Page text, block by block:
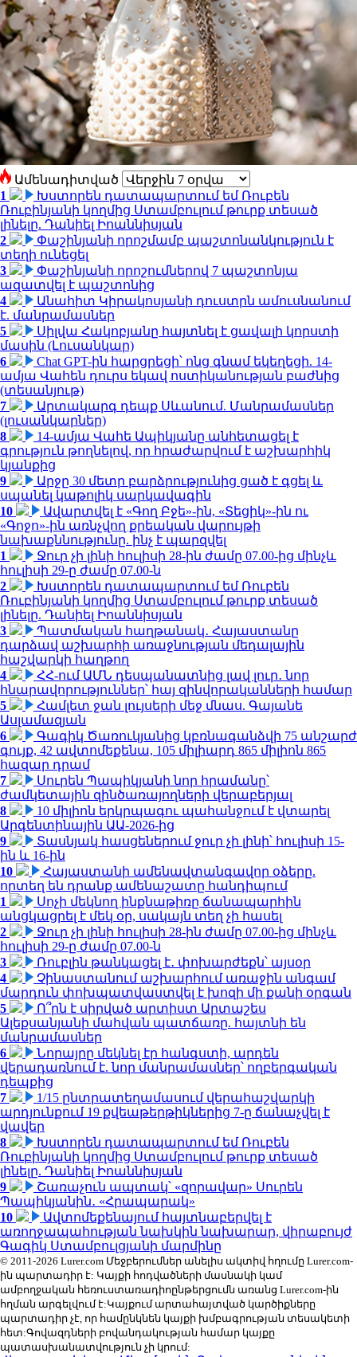
Ամենադիտված
1
Խստորեն դատապարտում եմ Ռուբեն
Ռուբինյանի կողմից Ստամբուլում թուրք տեսած
լինելը. Դանիել Իոաննիսյան
2
Փաշինյանի որոշմամբ պաշտոնանկություն է
տեղի ունեցել
3
Փաշինյանի որոշումներով 7 պաշտոնյա
ազատվել է պաշտոնից
4
Անահիտ Կիրակոսյանի դուստրն ամուսնանում
է. մանրամասներ
5
Սիլվա Հակոբյանը հայտնել է ցավալի կորստի
մասին (Լուսանկար)
6
Chat GPT-ին հարցրեցի՝ ոնց գնամ եկեղեցի. 14-
ամյա Վահեն դուրս եկավ ոստիկանության բաժնից
(տեսանյութ)
7
Արտակարգ դեպք Սևանում. Մանրամասներ
(լուսանկարներ)
8
14-ամյա Վահե Ապիկյանը անհետացել է
գրություն թողնելով, որ հրաժարվում է աշխարհիկ
կյանքից
9
Արջը 30 մետր բարձրությունից ցած է գցել և
սպանել կաթոլիկ սարկավագին
10
Ավարտվել է «Գող Բջե»-ին, «Տեցիկ»-ին ու
«Գոջո»-ին առնչվող քրեական վարույթի
նախաքննությունը. ինչ է պարզվել
1
Ջուր չի լինի հուլիսի 28-ին ժամը 07.00-ից մինչև
հուլիսի 29-ը ժամը 07.00-ն
2
Խստորեն դատապարտում եմ Ռուբեն
Ռուբինյանի կողմից Ստամբուլում թուրք տեսած
լինելը. Դանիել Իոաննիսյան
3
Պատմական հաղթանակ․ Հայաստանը
դարձավ աշխարհի առաջնության մեդալային
հաշվարկի հաղթող
4
ՀՀ-ում ԱՄՆ դեսպանատնից լավ լուր․ նոր
հնարավորություններ՝ հայ զինվորականների համար
5
Համլետ ջան լույսերի մեջ մնաս. Գայանե
Ասլամազյան
6
Գագիկ Ծառուկյանից կբռնագանձվի 75 անշարժ
գույք, 42 ավտոմեքենա, 105 միլիարդ 865 միլիոն 865
հազար դրամ
7
Սուրեն Պապիկյանի նոր հրամանը՝
ժամկետային զինծառայողների վերաբերյալ
8
10 միլիոն երկրպագու պահանջում է վտարել
Արգենտինային ԱԱ-2026-ից
9
Տասնյակ հասցեներում ջուր չի լինի՝ հուլիսի 15-
ին և 16-ին
10
Հայաստանի ամենավտանգավոր օձերը.
որտեղ են դրանք ամենաշատը հանդիպում
1
Սոչի մեկնող ինքնաթիռը ճանապարհին
անցկացրել է մեկ օր, սակայն տեղ չի հասել
2
Ջուր չի լինի հուլիսի 28-ին ժամը 07.00-ից մինչև
հուլիսի 29-ը ժամը 07.00-ն
3
Ռուբլին թանկացել է․ փոխարժեքն՝ այսօր
4
Չինաստանում աշխարհում առաջին անգամ
մարդուն փոխպատվաստվել է խոզի մի քանի օրգան
5
Ո՞րն է սիրված արտիստ Արտաշես
Ալեքսանյանի մահվան պատճառը. հայտնի են
մանրամասներ
6
Նորայրը մեկնել էր հանգստի, արդեն
վերադառնում է. նոր մանրամասներ՝ ողբերգական
դեպքից
7
1/15 ընտրատեղամասում վերահաշվարկի
արդյունքում 19 քվեաթերթիկներից 7-ը ճանաչվել է
վավեր
8
Խստորեն դատապարտում եմ Ռուբեն
Ռուբինյանի կողմից Ստամբուլում թուրք տեսած
լինելը. Դանիել Իոաննիսյան
9
Շառաչուն ապտակ՝ «զորավար» Սուրեն
Պապիկյանին․ «Հրապարակ»
10
Ավտոմեքենայում հայտնաբերվել է
առողջապահության նախկին նախարար, վիրաբույժ
Գագիկ Ստամբուլցյանի մարմինը
© 2011-2026 Lurer.com Մեջբերումներ անելիս ակտիվ հղումը Lurer.com-
ին պարտադիր է: Կայքի հոդվածների մասնակի կամ
ամբողջական հեռուստառադիոընթերցումն առանց Lurer.com-ին
հղման արգելվում է:Կայքում արտահայտված կարծիքները
պարտադիր չէ, որ համընկնեն կայքի խմբագրության տեսակետի
հետ:Գովազդների բովանդակության համար կայքը
պատասխանատվություն չի կրում: